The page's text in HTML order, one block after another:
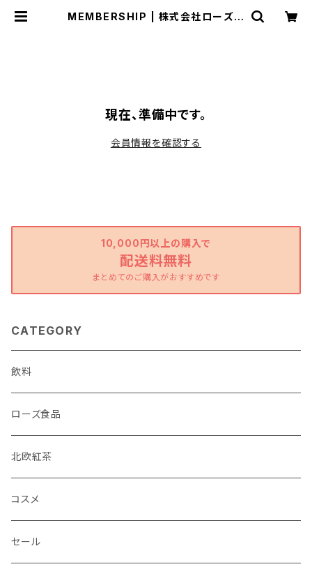
MEMBERSHIP | 株式会社ローズテ
現在、準備中です。
会員情報を確認する
10,000円以上の購入で
配送料無料
まとめてのご購入がおすすめです
CATEGORY
飲料
ローズ食品
北欧紅茶
コスメ
セール